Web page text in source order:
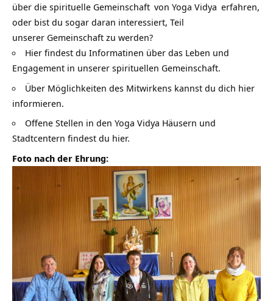
über die spirituelle Gemeinschaft von Yoga Vidya erfahren,
oder bist du sogar daran interessiert, Teil
unserer Gemeinschaft zu werden?
Hier findest du Informatinen über das Leben und
Engagement in unserer spirituellen Gemeinschaft.
Über Möglichkeiten des Mitwirkens kannst du dich hier
informieren.
Offene Stellen in den Yoga Vidya Häusern und
Stadtcentern findest du hier.
Foto nach der Ehrung: